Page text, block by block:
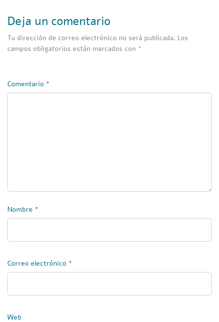
Deja un comentario
Tu dirección de correo electrónico no será publicada. Los
campos obligatorios están marcados con *
Comentario *
Nombre *
Correo electrónico *
Web